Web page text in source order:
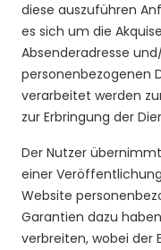
diese auszuführen
es sich um die
Absenderadresse
personenbezogenen
verarbeitet werden
zur Erbringung der
Der Nutzer
einer
Website
Garantien dazu
verbreiten, wobei der